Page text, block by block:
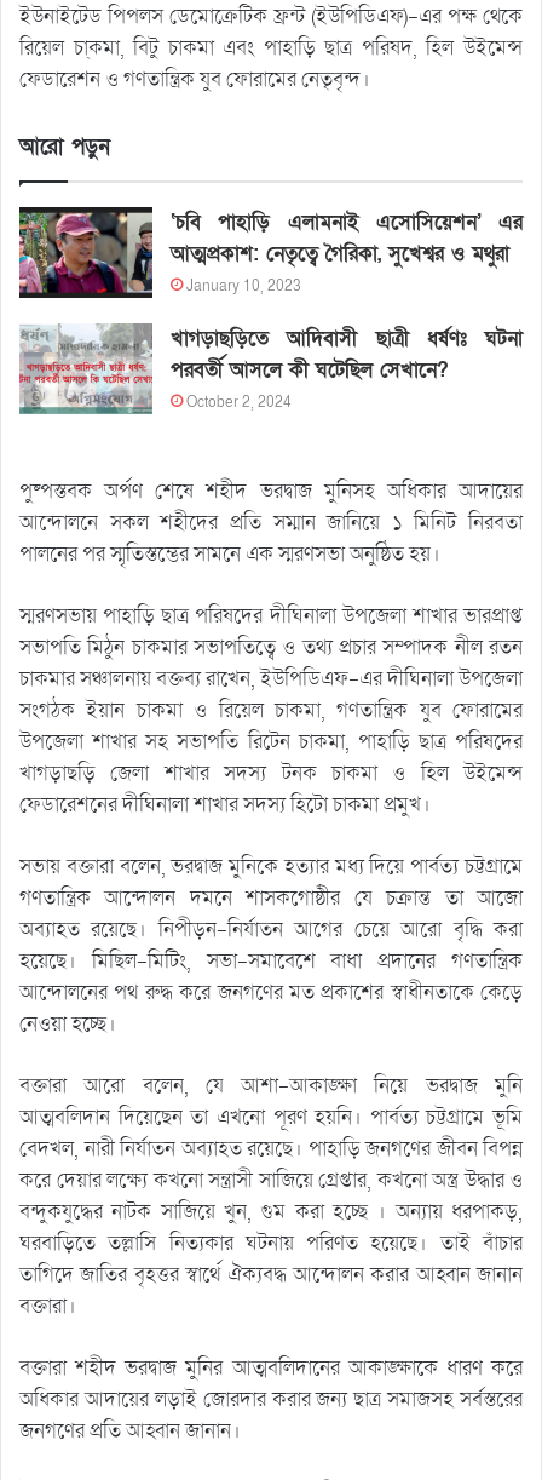
ইউনাইটেড পিপলস ডেমোক্রেটিক ফ্রন্ট (ইউপিডিএফ)-এর পক্ষ থেকে
রিয়েল চা্কমা, বিটু চাকমা এবং পাহাড়ি ছাত্র পরিষদ, হিল উইমেন্স
ফেডারেশন ও গণতান্ত্রিক যুব ফোরামের নেতৃবৃন্দ।
আরো পড়ুন
‘চবি পাহাড়ি এলামনাই এসোসিয়েশন’ এর
আত্মপ্রকাশ: নেতৃত্বে গৈরিকা, সুখেশ্বর ও মথুরা
January 10, 2023
খাগড়াছড়িতে আদিবাসী ছাত্রী ধর্ষণঃ ঘটনা
পরবর্তী আসলে কী ঘটেছিল সেখানে?
October 2, 2024
পুষ্পস্তবক অর্পণ শেষে শহীদ ভরদ্বাজ মুনিসহ অধিকার আদায়ের
আন্দোলনে সকল শহীদের প্রতি সম্মান জানিয়ে ১ মিনিট নিরবতা
পালনের পর স্মৃতিস্তম্ভের সামনে এক স্মরণসভা অনুষ্ঠিত হয়।
স্মরণসভায় পাহাড়ি ছাত্র পরিষদের দীঘিনালা উপজেলা শাখার ভারপ্রাপ্ত
সভাপতি মিঠুন চাকমার সভাপতিত্বে ও তথ্য প্রচার সম্পাদক নীল রতন
চাকমার সঞ্চালনায় বক্তব্য রাখেন, ইউপিডিএফ-এর দীঘিনালা উপজেলা
সংগঠক ইয়ান চাকমা ও রিয়েল চাকমা, গণতান্ত্রিক যুব ফোরামের
উপজেলা শাখার সহ সভাপতি রিটেন চাকমা, পাহাড়ি ছাত্র পরিষদের
খাগড়াছড়ি জেলা শাখার সদস্য টনক চাকমা ও হিল উইমেন্স
ফেডারেশনের দীঘিনালা শাখার সদস্য হিটো চাকমা প্রমুখ।
সভায় বক্তারা বলেন, ভরদ্বাজ মুনিকে হত্যার মধ্য দিয়ে পার্বত্য চট্টগ্রামে
গণতান্ত্রিক আন্দোলন দমনে শাসকগোষ্ঠীর যে চক্রান্ত তা আজো
অব্যাহত রয়েছে। নিপীড়ন-নির্যাতন আগের চেয়ে আরো বৃদ্ধি করা
হয়েছে। মিছিল-মিটিং, সভা-সমাবেশে বাধা প্রদানের গণতান্ত্রিক
আন্দোলনের পথ রুদ্ধ করে জনগণের মত প্রকাশের স্বাধীনতাকে কেড়ে
নেওয়া হচ্ছে।
বক্তারা আরো বলেন, যে আশা-আকাঙ্ক্ষা নিয়ে ভরদ্বাজ মুনি
আত্মবলিদান দিয়েছেন তা এখনো পূরণ হয়নি। পার্বত্য চট্টগ্রামে ভূমি
বেদখল, নারী নির্যাতন অব্যাহত রয়েছে। পাহাড়ি জনগণের জীবন বিপন্ন
করে দেয়ার লক্ষ্যে কখনো সন্ত্রাসী সাজিয়ে গ্রেপ্তার, কখনো অস্ত্র উদ্ধার ও
বন্দুকযুদ্ধের নাটক সাজিয়ে খুন, গুম করা হচ্ছে । অন্যায় ধরপাকড়,
ঘরবাড়িতে তল্লাসি নিত্যকার ঘটনায় পরিণত হয়েছে। তাই বাঁচার
তাগিদে জাতির বৃহত্তর স্বার্থে ঐক্যবদ্ধ আন্দোলন করার আহ্বান জানান
বক্তারা।
বক্তারা শহীদ ভরদ্বাজ মুনির আত্মবলিদানের আকাঙ্ক্ষাকে ধারণ করে
অধিকার আদায়ের লড়াই জোরদার করার জন্য ছাত্র সমাজসহ সর্বস্তরের
জনগণের প্রতি আহ্বান জানান।